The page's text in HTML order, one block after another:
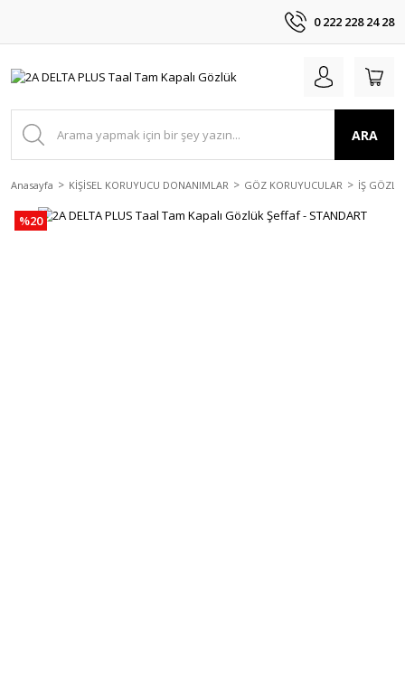
0 222 228 24 28
ARA
Anasayfa KİŞİSEL KORUYUCU DONANIMLAR GÖZ KORUYUCULAR İŞ
%20